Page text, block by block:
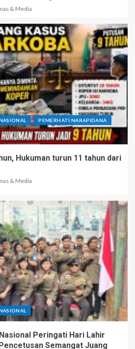
& Media
PEMERHATI NARAPIDANA
Hukuman turun 11 tahun dari
& Media
Peringati Hari Lahir
Semangat Juang